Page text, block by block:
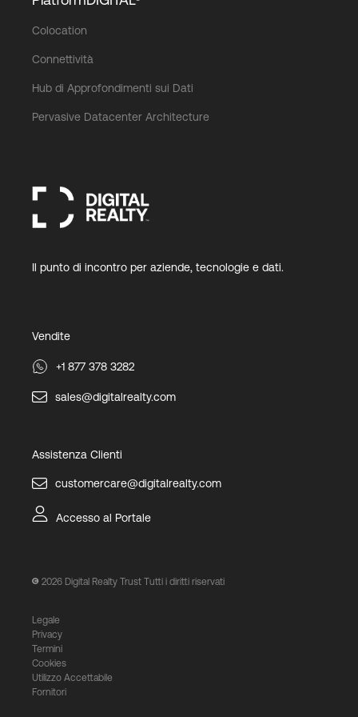
Accesso
Colocation
Connettività
Hub di Approfondimenti sui Dati
Pervasive Datacenter Architecture
Il punto di incontro per aziende, tecnologie e dati.
Vendite
+1 877 378 3282
sales@digitalrealty.com
Assistenza Clienti
customercare@digitalrealty.com
Accesso al Portale
2026 Digital Realty Trust Tutti i diritti riservati
Legale
Privacy
Termini
Cookies
Utilizzo Accettabile
Fornitori